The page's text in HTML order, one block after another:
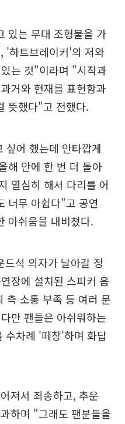
있는 무대 조형물을 가
'하트브레이커'의 저와
는 것"이라며 "시작과
거와 현재를 표현함과
뜻했다"고 전했다.
싶어 했는데 안타깝게
해 안에 한 번 더 돌아
열심히 해서 다리를 어
너무 아쉽다"고 공연
아쉬움을 내비쳤다.
드석 의자가 날아갈 정
장에 설치된 스피커 음
측 소통 부족 등 여러 문
만 팬들은 아쉬워하는
수차례 '떼창'하며 화답
져서 죄송하고, 추운
하며 "그래도 팬분들을